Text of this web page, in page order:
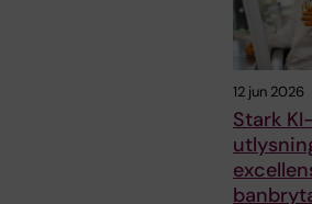
12 jun 2026
Stark